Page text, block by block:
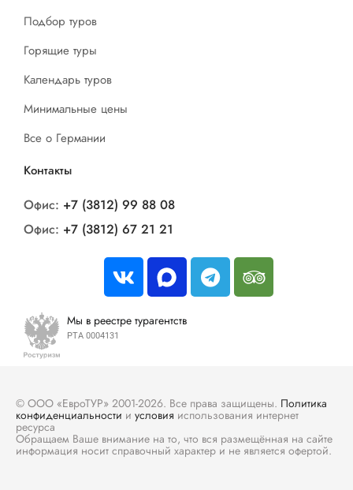
Подбор туров
Горящие туры
Календарь туров
Минимальные цены
Все о Германии
Контакты
Офис: +7 (3812) 99 88 08
Офис: +7 (3812) 67 21 21
Мы в реестре турагентств
РТА 0004131
© ООО «ЕвроТУР» 2001-2026. Все права защищены. Политика
конфиденциальности и условия использования интернет
ресурса
Обращаем Ваше внимание на то, что вся размещённая на сайте
информация носит справочный характер и не является офертой.